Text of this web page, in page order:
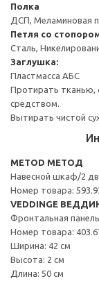
Полка
ДСП, Меламиновая
Петля со
Сталь,
Заглушка:
Пластмасса АБС
Протирать тканью,
средством.
Вытирать чистой
METOD МЕТОД
Навесной шкаф/2
Номер товара:
VEDDINGE
Фронтальная
Номер товара:
Ширина: 42 см
Высота: 2 см
Длина: 50 см